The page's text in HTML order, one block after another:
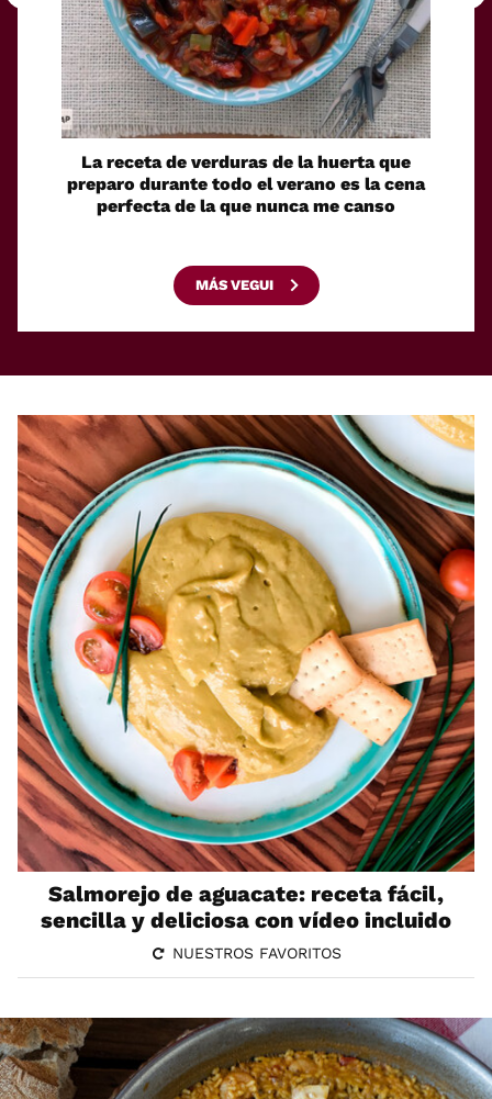
La receta de verduras de la huerta que
preparo durante todo el verano es la cena
perfecta de la que nunca me canso
MÁS VEGUI
Salmorejo de aguacate: receta fácil,
sencilla y deliciosa con vídeo incluido
NUESTROS FAVORITOS